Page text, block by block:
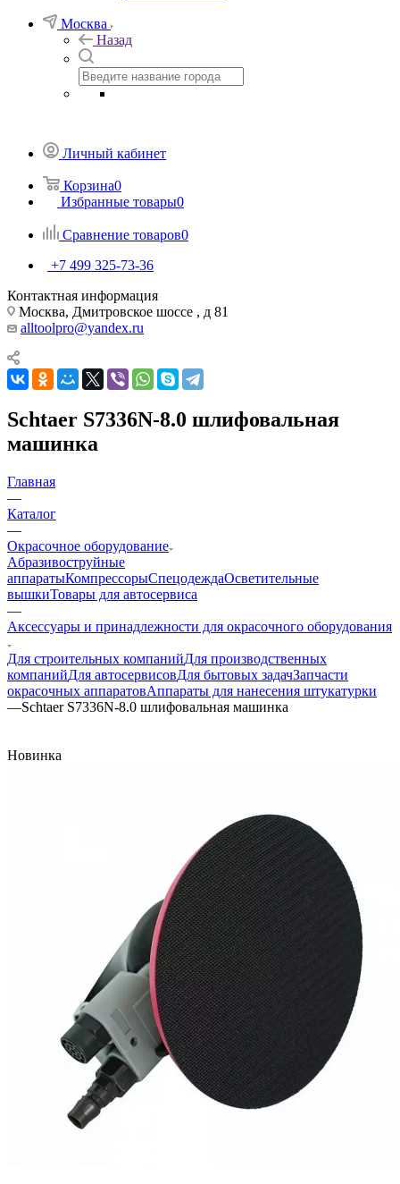
Москва
Назад
Личный кабинет
Корзина0
Избранные товары0
Сравнение товаров0
+7 499 325-73-36
Контактная информация
Москва, Дмитровское шоссе , д 81
alltoolpro@yandex.ru
Schtaer S7336N-8.0 шлифовальная
машинка
Главная
—
Каталог
—
Окрасочное оборудование
Aбразивоструйные
аппаратыКомпрессорыСпецодеждаОсветительные
вышкиТовары для автосервиса
—
Аксессуары и принадлежности для окрасочного оборудования
Для строительных компанийДля производственных
компанийДля автосервисовДля бытовых задачЗапчасти
окрасочных аппаратовАппараты для нанесения штукатурки
—Schtaer S7336N-8.0 шлифовальная машинка
Новинка